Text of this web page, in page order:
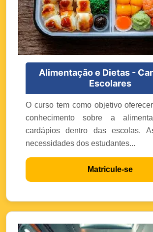
Alimentação e Dietas -
Escolares
O curso tem como objetivo
conhecimento sobre a
cardápios dentro das escolas.
necessidades dos estudantes...
Matricule-se